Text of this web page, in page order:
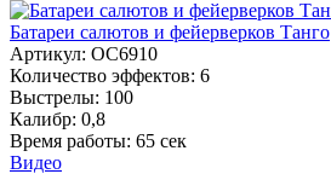
Батареи салютов и фейерверков Танго
Артикул: ОС6910
Количество эффектов: 6
Выстрелы: 100
Калибр: 0,8
Время работы: 65 сек
Видео